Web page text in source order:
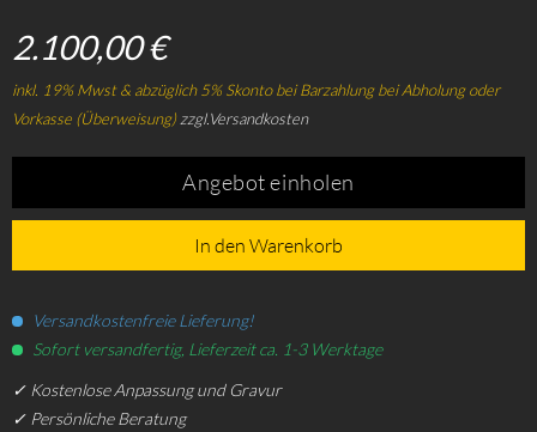
2.100,00 €
inkl. 19% Mwst & abzüglich 5% Skonto bei Barzahlung bei Abholung oder
Vorkasse (Überweisung)zzgl.Versandkosten
Angebot einholen
In den Warenkorb
Versandkostenfreie Lieferung!
Sofort versandfertig, Lieferzeit ca. 1-3 Werktage
✓ Kostenlose Anpassung und Gravur
✓ Persönliche Beratung